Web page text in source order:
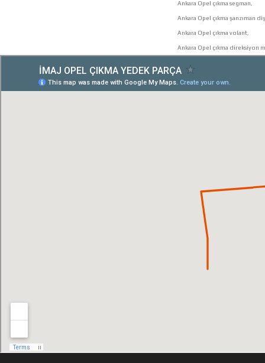
Ankara Opel çıkma segman,
Ankara Opel çıkma şanzıman
Ankara Opel çıkma volant,
Ankara Opel çıkma direksiyon